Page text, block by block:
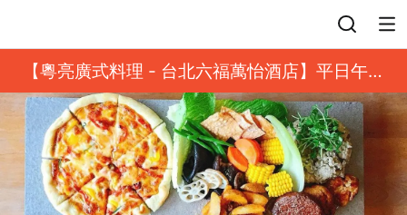
【粵亮廣式料理 - 台北六福萬怡酒店】平日午餐
8 折起｜靓港點套餐